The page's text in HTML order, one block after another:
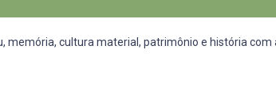
cultura material, patrimônio e história com